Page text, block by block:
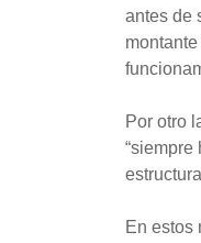
antes de
Por otro
En estos